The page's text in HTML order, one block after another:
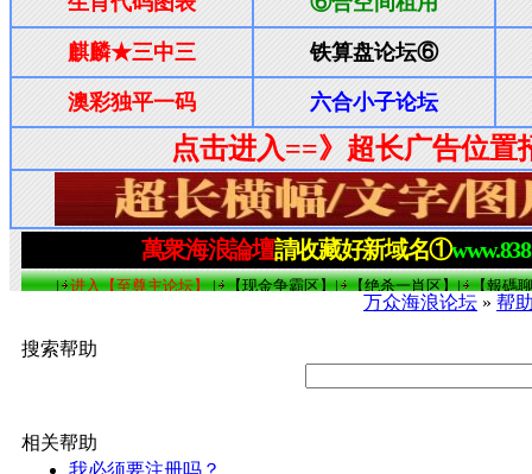
万众海浪论坛 » 帮
搜索帮助
相关帮助
我必须要注册吗？